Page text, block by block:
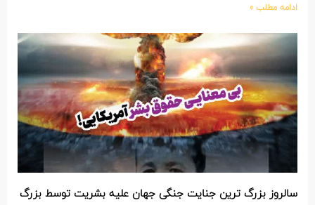
ادامه مطلب »
سالروز بزرگ ترین جنایت جنگی جهان علیه بشریت توسط بزرگ